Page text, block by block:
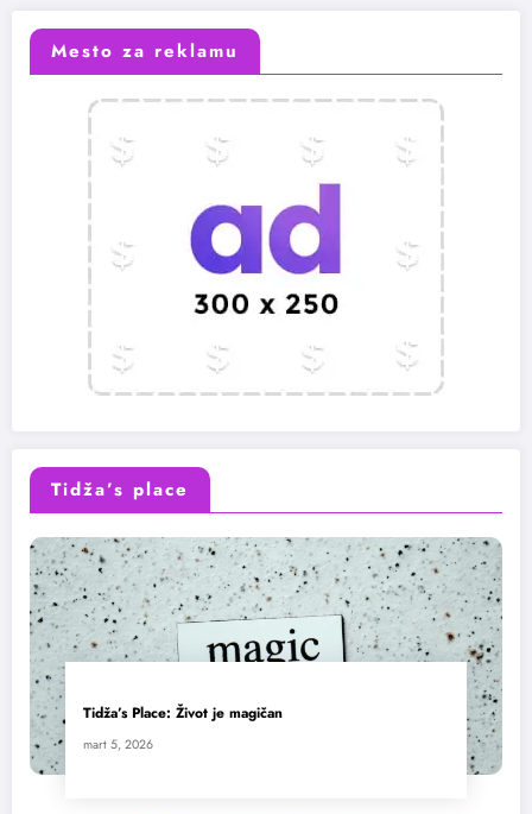
Mesto za reklamu
Tidža’s place
Tidža’s Place: Život je magičan
mart 5, 2026